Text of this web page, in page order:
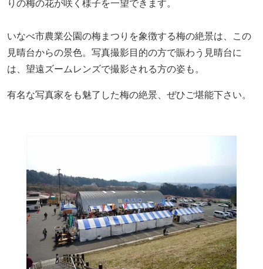
りの梅の花が咲く様子を一望できます。
いなべ市農業公園の梅まつりを象徴する梅の絶景は、この
見晴台からの景色。写真撮影目的の方で賑わう見晴台に
は、望遠ズームレンズで撮影される方の姿も。
有名な写真家をも魅了した梅の絶景、ぜひご堪能下さい。